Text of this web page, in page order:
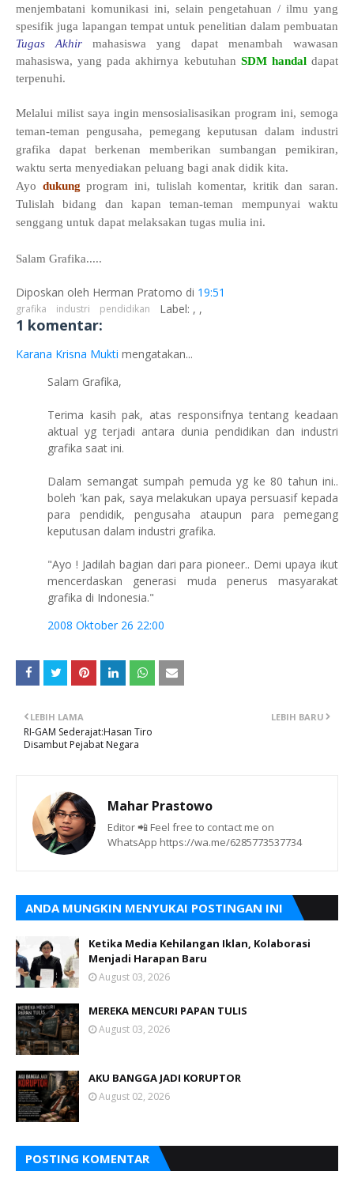
menjembatani komunikasi ini, selain pengetahuan / ilmu yang
spesifik juga lapangan tempat untuk penelitian dalam pembuatan
Tugas Akhir mahasiswa yang dapat menambah wawasan
mahasiswa, yang pada akhirnya kebutuhan SDM handaldapat
terpenuhi.
Melalui milist saya ingin mensosialisasikan program ini, semoga
teman-teman pengusaha, pemegang keputusan dalam industri
grafika dapat berkenan memberikan sumbangan pemikiran,
waktu serta menyediakan peluang bagi anak didik kita.
Ayo dukungprogram ini, tulislah komentar, kritik dan saran.
Tulislah bidang dan kapan teman-teman mempunyai waktu
senggang untuk dapat melaksakan tugas mulia ini.
Salam Grafika.....
Diposkan oleh Herman Pratomo di 19:51
Label:
grafika ,
industri ,
pendidikan
1 komentar:
Karana Krisna Mukti mengatakan...
Salam Grafika,
Terima kasih pak, atas responsifnya tentang keadaan
aktual yg terjadi antara dunia pendidikan dan industri
grafika saat ini.
Dalam semangat sumpah pemuda yg ke 80 tahun ini..
boleh 'kan pak, saya melakukan upaya persuasif kepada
para pendidik, pengusaha ataupun para pemegang
keputusan dalam industri grafika.
"Ayo ! Jadilah bagian dari para pioneer.. Demi upaya ikut
mencerdaskan generasi muda penerus masyarakat
grafika di Indonesia."
2008 Oktober 26 22:00
LEBIH BARU
LEBIH LAMA
RI-GAM Sederajat:Hasan Tiro
Disambut Pejabat Negara
Mahar Prastowo
Editor 📲 Feel free to contact me on
WhatsApp https://wa.me/6285773537734
ANDA MUNGKIN MENYUKAI POSTINGAN INI
Ketika Media Kehilangan Iklan, Kolaborasi
Menjadi Harapan Baru
August 03, 2026
MEREKA MENCURI PAPAN TULIS
August 03, 2026
AKU BANGGA JADI KORUPTOR
August 02, 2026
POSTING KOMENTAR